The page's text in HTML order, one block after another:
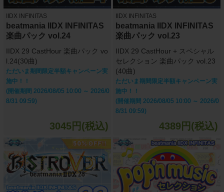
IIDX INFINITAS
beatmania IIDX INFINITAS
楽曲パック vol.24
IIDX 29 CastHour 楽曲パック vo
l.24(30曲)
ただいま期間限定半額キャンペーン実
施中！！
(開催期間 2026/08/05 10:00 ～ 2026/0
8/31 09:59)
3045円(税込)
IIDX INFINITAS
beatmania IIDX INFINITAS
楽曲パック vol.23
IIDX 29 CastHour + スペシャル
セレクション 楽曲パック vol.23
(40曲)
ただいま期間限定半額キャンペーン実
施中！！
(開催期間 2026/08/05 10:00 ～ 2026/0
8/31 09:59)
4389円(税込)